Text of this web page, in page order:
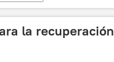
noticias
la recuperación